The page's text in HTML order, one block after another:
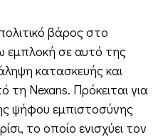
βάρος στο
εμπλοκή σε αυτό της
κατασκευής και
Nexans. Πρόκειται για
ψήφου εμπιστοσύνης
το οποίο ενισχύει τον